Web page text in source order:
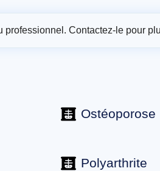
professionnel. Contactez-le pour
Ostéoporose
Polyarthrite